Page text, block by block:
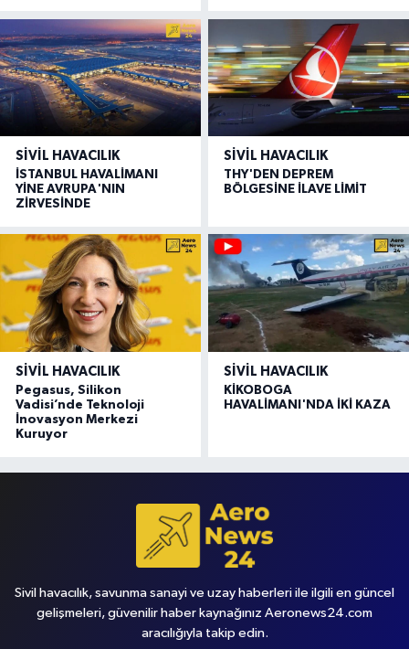
SIVIL HAVACILIK
İSTANBUL HAVALİMANI
YİNE AVRUPA'NIN
ZİRVESİNDE
SIVIL HAVACILIK
THY'DEN DEPREM
BÖLGESİNE İLAVE LİMİT
SIVIL HAVACILIK
Pegasus, Silikon
Vadisi’nde Teknoloji
İnovasyon Merkezi
Kuruyor
SIVIL HAVACILIK
KİKOBOGA
HAVALİMANI'NDA İKİ KAZA
Sivil havacılık, savunma sanayi ve uzay haberleri ile ilgili en güncel
gelişmeleri, güvenilir haber kaynağınız Aeronews24.com
aracılığıyla takip edin.